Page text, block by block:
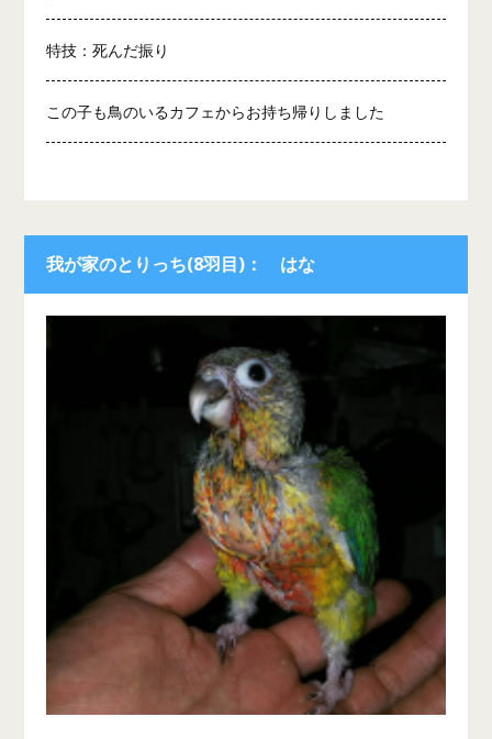
特技：死んだ振り
この子も鳥のいるカフェからお持ち帰りしました
我が家のとりっち(8羽目)： はな